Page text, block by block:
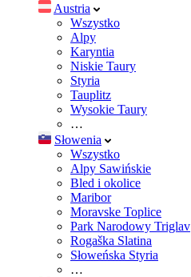
Austria
Wszystko
Alpy
Karyntia
Niskie Taury
Styria
Tauplitz
Wysokie Taury
…
Słowenia
Wszystko
Alpy Sawińskie
Bled i okolice
Maribor
Moravske Toplice
Park Narodowy Triglav
Rogaška Slatina
Słoweńska Styria
…